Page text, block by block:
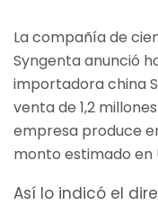
La compañía de
Syngenta anunció
importadora china
venta de 1,2
empresa produce
monto estimado en
Así lo indicó el